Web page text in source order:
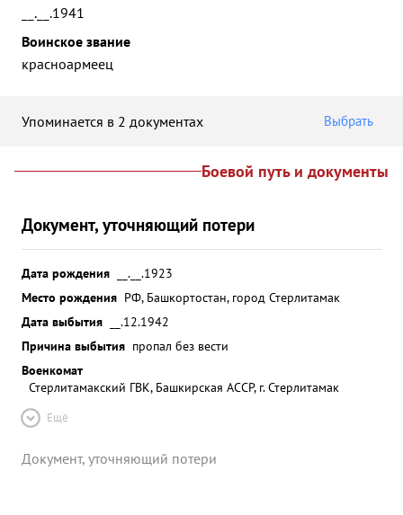
__.__.1941
Воинское звание
красноармеец
Упоминается в 2 документах Выбрать
Боевой путь и документы
Документ, уточняющий потери
Дата рождения
__.__.1923
Место рождения РФ, Башкортостан, город Стерлитамак
Дата выбытия
__.12.1942
Причина выбытия пропал без вести
Военкомат
Стерлитамакский ГВК, Башкирская АССР, г. Стерлитамак
Ещё
Документ, уточняющий потери